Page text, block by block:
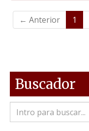
← Anterior 1
Buscador